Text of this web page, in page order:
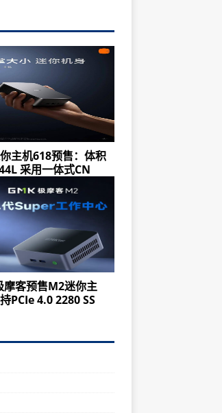
主机618预售：体积
采用一体式CN
摩客预售M2迷你主
PCIe 4.0 2280 SS